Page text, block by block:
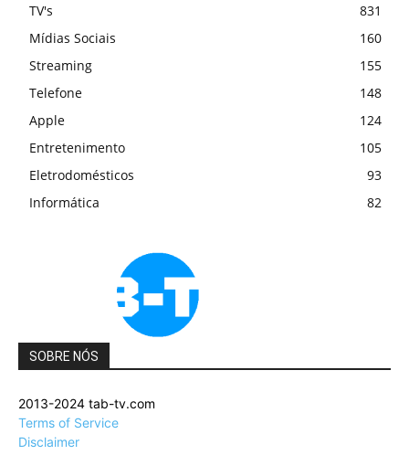
TV's
831
Mídias Sociais
160
Streaming
155
Telefone
148
Apple
124
Entretenimento
105
Eletrodomésticos
93
Informática
82
SOBRE NÓS
2013-2024 tab-tv.com
Terms of Service
Disclaimer